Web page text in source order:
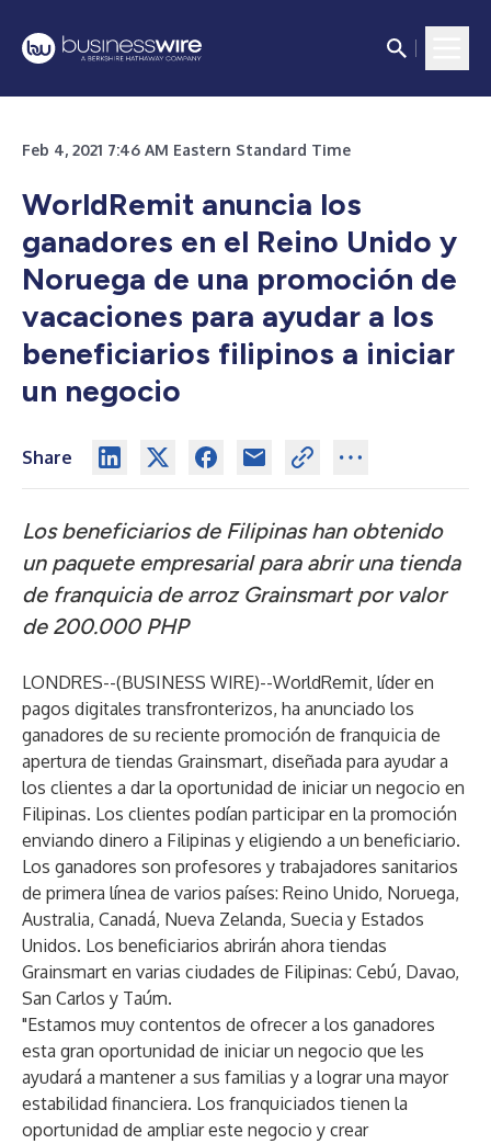
Feb 4, 2021 7:46 AM Eastern Standard Time
WorldRemit anuncia los
ganadores en el Reino Unido y
Noruega de una promoción de
vacaciones para ayudar a los
beneficiarios filipinos a iniciar
un negocio
Share
Los beneficiarios de Filipinas han obtenido
un paquete empresarial para abrir una tienda
de franquicia de arroz Grainsmart por valor
de 200.000 PHP
LONDRES--(BUSINESS WIRE)--WorldRemit, líder en
pagos digitales transfronterizos, ha anunciado los
ganadores de su reciente promoción de franquicia de
apertura de tiendas Grainsmart, diseñada para ayudar a
los clientes a dar la oportunidad de iniciar un negocio en
Filipinas. Los clientes podían participar en la promoción
enviando dinero a Filipinas y eligiendo a un beneficiario.
Los ganadores son profesores y trabajadores sanitarios
de primera línea de varios países: Reino Unido, Noruega,
Australia, Canadá, Nueva Zelanda, Suecia y Estados
Unidos. Los beneficiarios abrirán ahora tiendas
Grainsmart en varias ciudades de Filipinas: Cebú, Davao,
San Carlos y Taúm.
"Estamos muy contentos de ofrecer a los ganadores
esta gran oportunidad de iniciar un negocio que les
ayudará a mantener a sus familias y a lograr una mayor
estabilidad financiera. Los franquiciados tienen la
oportunidad de ampliar este negocio y crear